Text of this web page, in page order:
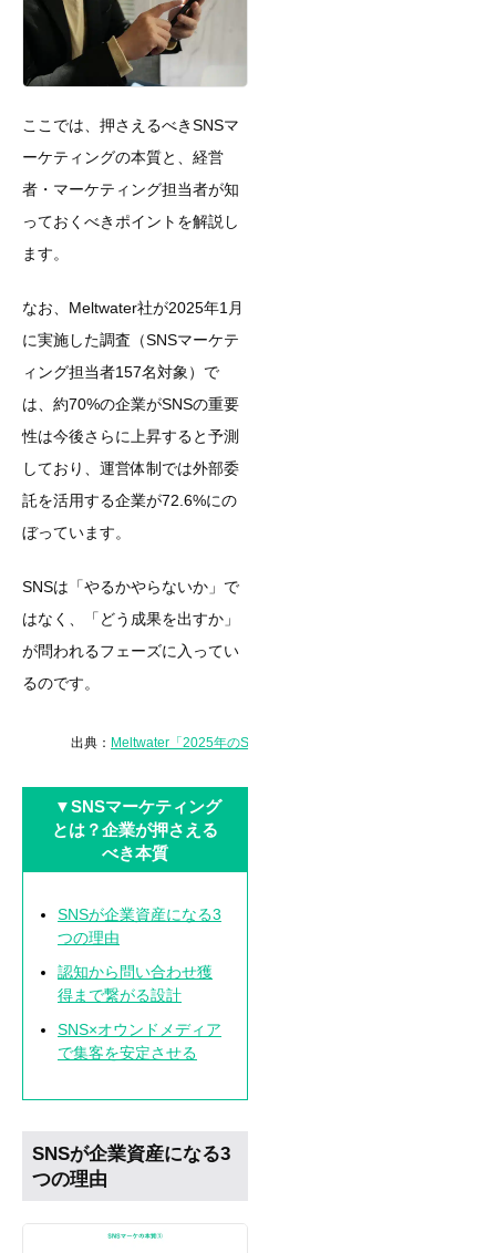
ここでは、押さえるべきSNSマ
ーケティングの本質と、経営
者・マーケティング担当者が知
っておくべきポイントを解説し
ます。
なお、Meltwater社が2025年1月
に実施した調査（SNSマーケテ
ィング担当者157名対象）で
は、約70%の企業がSNSの重要
性は今後さらに上昇すると予測
しており、運営体制では外部委
託を活用する企業が72.6%にの
ぼっています。
SNSは「やるかやらないか」で
はなく、「どう成果を出すか」
が問われるフェーズに入ってい
るのです。
出典： Meltwater「2025年のSNSマーケティング最前線」
▼SNSマーケティング
とは？企業が押さえる
べき本質
SNSが企業資産になる3
つの理由
認知から問い合わせ獲
得まで繋がる設計
SNS×オウンドメディア
で集客を安定させる
SNSが企業資産になる3
つの理由